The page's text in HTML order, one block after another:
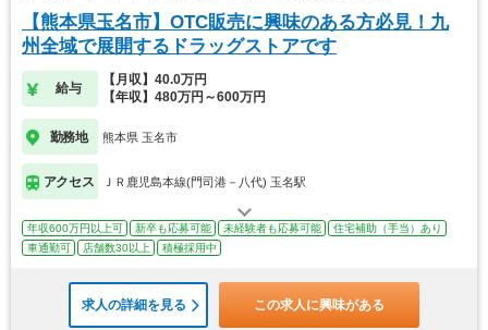
【熊本県玉名市】OTC販売に興味のある方必見！九
州全域で展開するドラッグストアです
給与
【月収】40.0万円
【年収】480万円～600万円
勤務地 熊本県 玉名市
アクセス ＪＲ鹿児島本線(門司港－八代) 玉名駅
年収600万円以上可 新卒も応募可能 未経験者も応募可能
住宅補助（手当）あり
車通勤可
店舗数30以上 積極採用中
求人の詳細を見る この求人に興味がある